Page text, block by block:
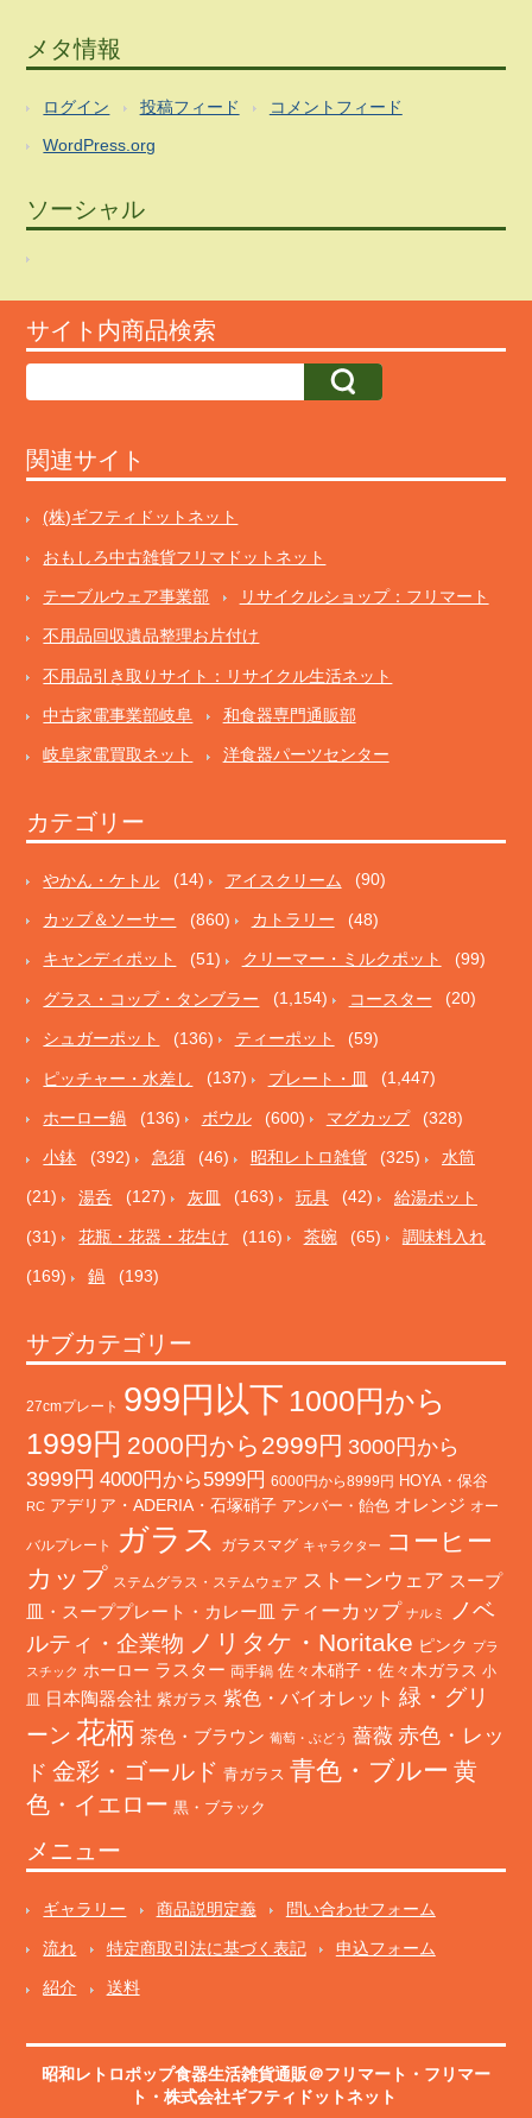
メタ情報
ログイン 投稿フィード コメントフィード
WordPress.org
ソーシャル
サイト内商品検索
関連サイト
(株)ギフティドットネット
おもしろ中古雑貨フリマドットネット
テーブルウェア事業部 リサイクルショップ：フリマート
不用品回収遺品整理お片付け
不用品引き取りサイト：リサイクル生活ネット
中古家電事業部岐阜 和食器専門通販部
岐阜家電買取ネット 洋食器パーツセンター
カテゴリー
やかん・ケトル (14) アイスクリーム (90)
カップ＆ソーサー (860) カトラリー (48)
キャンディポット (51) クリーマー・ミルクポット (99)
グラス・コップ・タンブラー (1,154) コースター (20)
シュガーポット (136) ティーポット (59)
ピッチャー・水差し (137) プレート・皿 (1,447)
ホーロー鍋 (136) ボウル (600) マグカップ (328)
小鉢 (392) 急須 (46) 昭和レトロ雑貨 (325) 水筒
(21) 湯呑 (127) 灰皿 (163) 玩具 (42) 給湯ポット
(31) 花瓶・花器・花生け (116) 茶碗 (65) 調味料入れ
(169) 鍋 (193)
サブカテゴリー
27cmプレート 999円以下 1000円から
1999円 2000円から2999円 3000円から
3999円 4000円から5999円 6000円から8999円 HOYA・保谷
RC アデリア・ADERIA・石塚硝子 アンバー・飴色 オレンジ オー
バルプレート ガラス ガラスマグ キャラクター
コーヒー
カップ ステムグラス・ステムウェア ストーンウェア スープ
皿・スーププレート・カレー皿 ティーカップ ナルミ
ノベ
ルティ・企業物 ノリタケ・Noritake ピンク プラ
スチック ホーロー ラスター 両手鍋 佐々木硝子・佐々木ガラス 小
皿
日本陶器会社 紫ガラス 紫色・バイオレット 緑・グリ
ーン 花柄 茶色・ブラウン 葡萄・ぶどう 薔薇 赤色・レッ
ド 金彩・ゴールド 青ガラス 青色・ブルー 黄
色・イエロー 黒・ブラック
メニュー
ギャラリー 商品説明定義 問い合わせフォーム
流れ 特定商取引法に基づく表記 申込フォーム
紹介 送料
昭和レトロポップ食器生活雑貨通販＠フリマート ・ フリマー
ト ・株式会社ギフティドットネット